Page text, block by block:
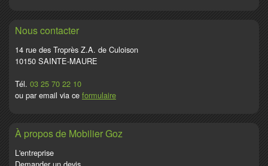
Nous contacter
14 rue des Troprès Z.A. de Culoison
10150 SAINTE-MAURE
Tél. 03 25 70 22 10
ou par email via ce formulaire
À propos de Mobilier Goz
L'entreprise